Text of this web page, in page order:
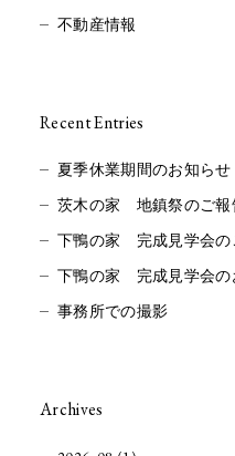
不動産情報
Recent Entries
夏季休業期間のお知らせ
茨木の家 地鎮祭のご報
下鴨の家 完成見学会の
下鴨の家 完成見学会の
事務所での撮影
Archives